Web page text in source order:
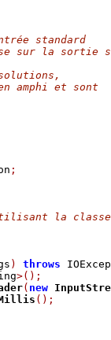
standard
sur la sortie
amphi et sont
;
la classe
) throws
>();
( new
();